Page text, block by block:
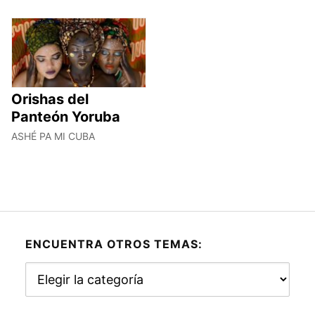
Orishas del
Panteón Yoruba
ASHÉ PA MI CUBA
ENCUENTRA OTROS TEMAS:
otros